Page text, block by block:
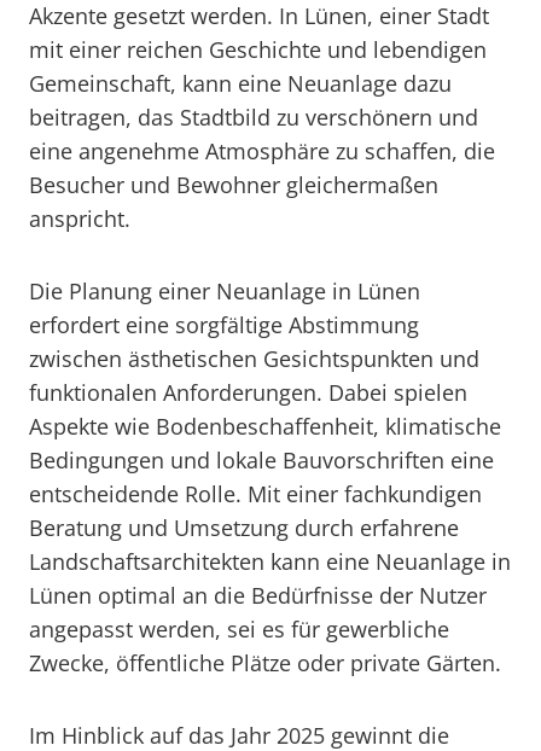
Akzente gesetzt werden. In Lünen, einer Stadt
mit einer reichen Geschichte und lebendigen
Gemeinschaft, kann eine Neuanlage dazu
beitragen, das Stadtbild zu verschönern und
eine angenehme Atmosphäre zu schaffen, die
Besucher und Bewohner gleichermaßen
anspricht.
Die Planung einer Neuanlage in Lünen
erfordert eine sorgfältige Abstimmung
zwischen ästhetischen Gesichtspunkten und
funktionalen Anforderungen. Dabei spielen
Aspekte wie Bodenbeschaffenheit, klimatische
Bedingungen und lokale Bauvorschriften eine
entscheidende Rolle. Mit einer fachkundigen
Beratung und Umsetzung durch erfahrene
Landschaftsarchitekten kann eine Neuanlage in
Lünen optimal an die Bedürfnisse der Nutzer
angepasst werden, sei es für gewerbliche
Zwecke, öffentliche Plätze oder private Gärten.
Im Hinblick auf das Jahr 2025 gewinnt die